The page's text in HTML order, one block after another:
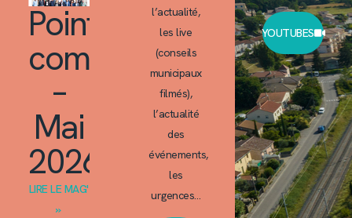
Point
commun
–
Mai
2026
LIRE LE MAG'
»
l’actualité,
les live
(conseils
municipaux
filmés),
l’actualité
des
événements,
les
urgences…
YOUTUBES